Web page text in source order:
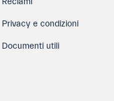
Privacy e condizioni
Documenti utili